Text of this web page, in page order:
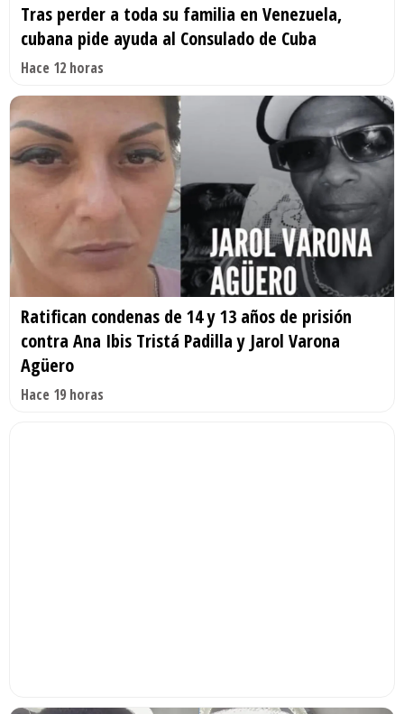
Tras perder a toda su familia en Venezuela,
cubana pide ayuda al Consulado de Cuba
Hace 12 horas
Ratifican condenas de 14 y 13 años de prisión
contra Ana Ibis Tristá Padilla y Jarol Varona
Agüero
Hace 19 horas